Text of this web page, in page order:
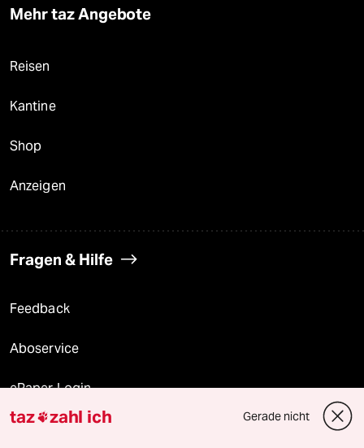
Mehr taz Angebote
Reisen
Kantine
Shop
Anzeigen
Fragen & Hilfe
Feedback
Aboservice
ePaper Login
Downloads für Abonnierende
taz zahl ich Gerade nicht